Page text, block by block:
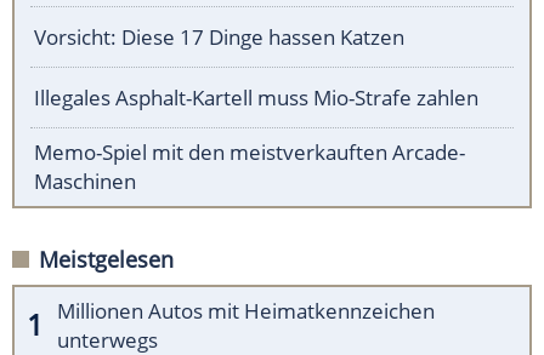
Vorsicht: Diese 17 Dinge hassen Katzen
Illegales Asphalt-Kartell muss Mio-Strafe zahlen
Memo-Spiel mit den meistverkauften Arcade-
Maschinen
Meistgelesen
Millionen Autos mit Heimatkennzeichen
unterwegs